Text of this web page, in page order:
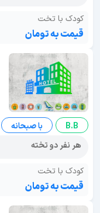
کودک با تخت
قیمت به تومان
B.B
با صبحانه
هر نفر دو تخته
کودک با تخت
قیمت به تومان